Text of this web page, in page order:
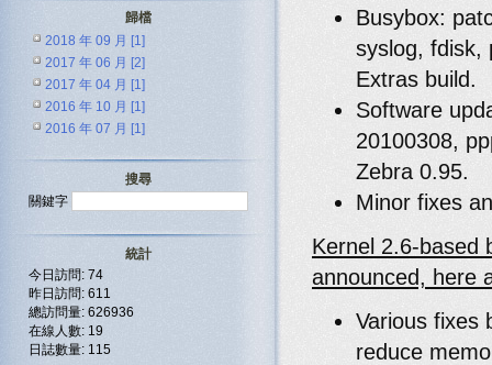
Busybox:
syslog, fdisk,
Extras build.
Software
20100308,
Zebra 0.95.
Minor fixes
Kernel 2.6-based
announced, here
Various fixes
reduce
歸檔
2018 年 09 月 [1]
2017 年 06 月 [2]
2017 年 04 月 [1]
2016 年 10 月 [1]
2016 年 07 月 [1]
搜尋
關鍵字
統計
今日訪問: 74
昨日訪問: 611
總訪問量: 626936
在線人數: 19
日誌數量: 115